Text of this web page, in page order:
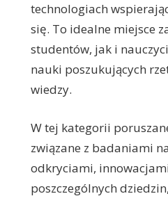
technologiach
się. To idealne miejsce
studentów, jak i
nauki poszukujących
wiedzy.
W tej kategorii
związane z badaniami
odkryciami,
poszczególnych